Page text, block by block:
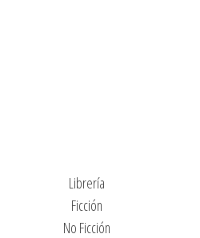
Librería
Ficción
No Ficción